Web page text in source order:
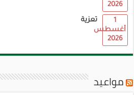
2026
تعزية
1
أغسطس
2026
مواعيد